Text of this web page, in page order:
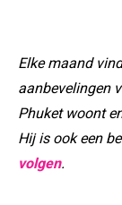
Elke maand
aanbevelingen
Phuket woont
Hij is ook een
volgen.